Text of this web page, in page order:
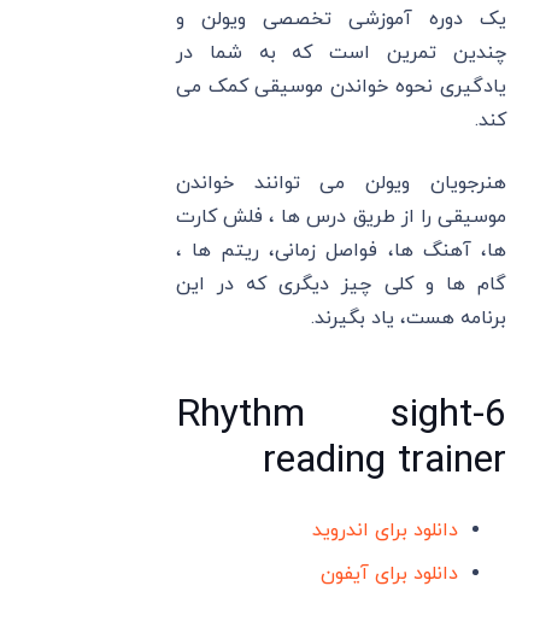
یک دوره آموزشی تخصصی ویولن و
چندین تمرین است که به شما در
یادگیری نحوه خواندن موسیقی کمک می
کند.
هنرجویان ویولن می توانند خواندن
موسیقی را از طریق درس ها ، فلش کارت
ها، آهنگ ها، فواصل زمانی، ریتم ها ،
گام ها و کلی چیز دیگری که در این
برنامه هست، یاد بگیرند.
6-Rhythm sight
reading trainer
دانلود برای اندروید
دانلود برای آیفون